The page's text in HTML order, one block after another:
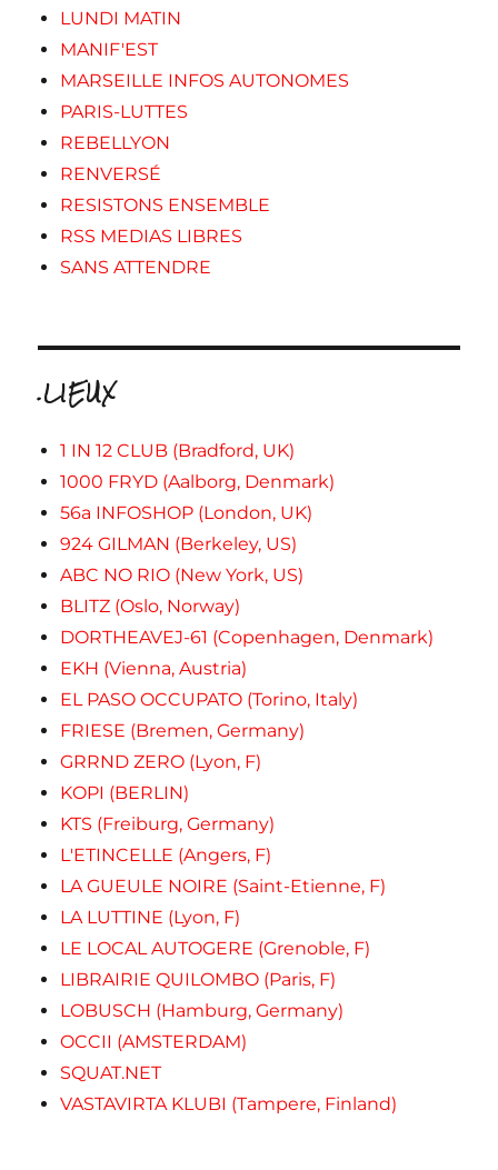
LUNDI MATIN
MANIF'EST
MARSEILLE INFOS AUTONOMES
PARIS-LUTTES
REBELLYON
RENVERSÉ
RESISTONS ENSEMBLE
RSS MEDIAS LIBRES
SANS ATTENDRE
.LIEUX
1 IN 12 CLUB (Bradford, UK)
1000 FRYD (Aalborg, Denmark)
56a INFOSHOP (London, UK)
924 GILMAN (Berkeley, US)
ABC NO RIO (New York, US)
BLITZ (Oslo, Norway)
DORTHEAVEJ-61 (Copenhagen, Denmark)
EKH (Vienna, Austria)
EL PASO OCCUPATO (Torino, Italy)
FRIESE (Bremen, Germany)
GRRND ZERO (Lyon, F)
KOPI (BERLIN)
KTS (Freiburg, Germany)
L'ETINCELLE (Angers, F)
LA GUEULE NOIRE (Saint-Etienne, F)
LA LUTTINE (Lyon, F)
LE LOCAL AUTOGERE (Grenoble, F)
LIBRAIRIE QUILOMBO (Paris, F)
LOBUSCH (Hamburg, Germany)
OCCII (AMSTERDAM)
SQUAT.NET
VASTAVIRTA KLUBI (Tampere, Finland)